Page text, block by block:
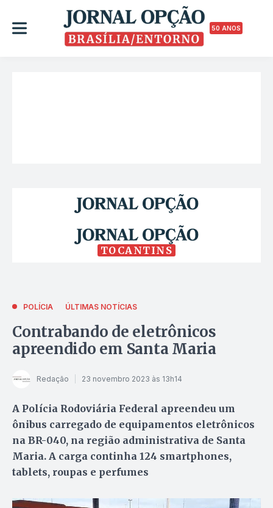
50 ANOS
TOCANTINS
POLÍCIA ÚLTIMAS NOTÍCIAS
Contrabando de eletrônicos
apreendido em Santa Maria
Redação 23 novembro 2023 às 13h14
A Polícia Rodoviária Federal apreendeu um
ônibus carregado de equipamentos eletrônicos
na BR-040, na região administrativa de Santa
Maria. A carga continha 124 smartphones,
tablets, roupas e perfumes